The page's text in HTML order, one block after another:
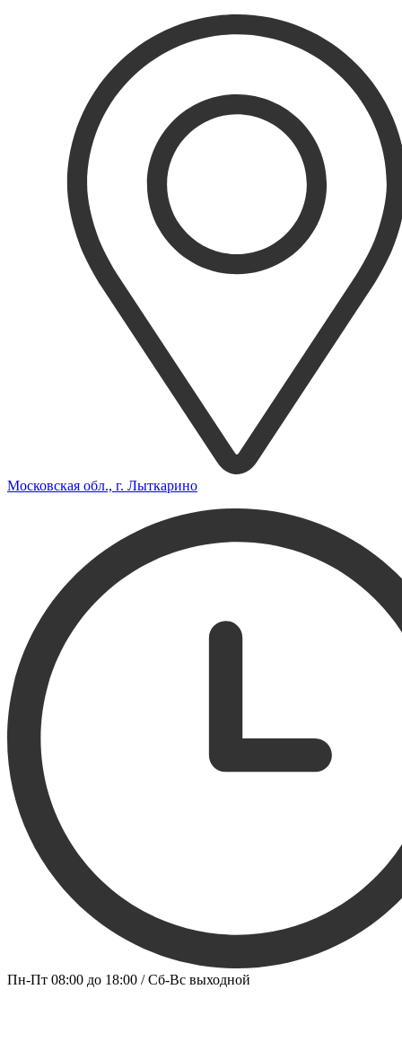
Московская обл., г. Лыткарино
Пн-Пт 08:00 до 18:00 / Сб-Вс выходной